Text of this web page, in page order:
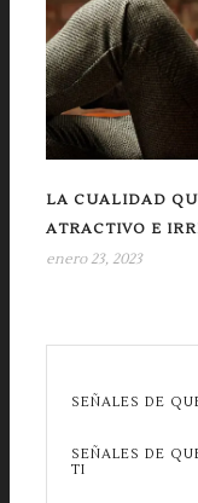
LA CUALIDAD
ATRACTIVO E
enero 23, 2023
SEÑALES DE
SEÑALES DE
TI